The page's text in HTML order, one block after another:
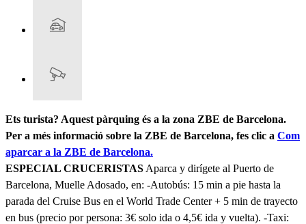
Ets turista? Aquest pàrquing és a la zona ZBE de Barcelona.
Per a més informació sobre la ZBE de Barcelona, ​​fes clic a Com
aparcar a la ZBE de Barcelona.
ESPECIAL CRUCERISTAS Aparca y dirígete al Puerto de
Barcelona, Muelle Adosado, en: -Autobús: 15 min a pie hasta la
parada del Cruise Bus en el World Trade Center + 5 min de trayecto
en bus (precio por persona: 3€ solo ida o 4,5€ ida y vuelta). -Taxi: